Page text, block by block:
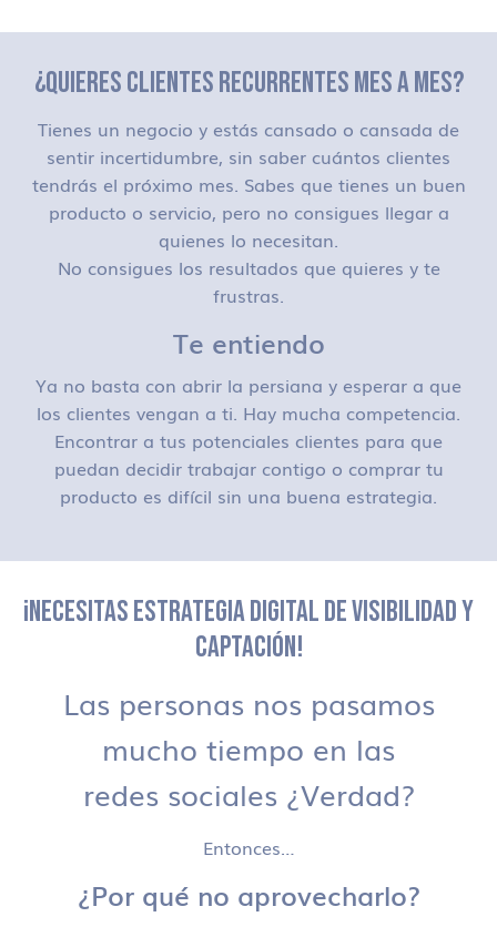
¿QUIERES CLIENTES RECURRENTES MES A MES?
Tienes un negocio y estás cansado o cansada de
sentir incertidumbre, sin saber cuántos clientes
tendrás el próximo mes. Sabes que tienes un buen
producto o servicio, pero no consigues llegar a
quienes lo necesitan.
No consigues los resultados que quieres y te
frustras.
Te entiendo
Ya no basta con abrir la persiana y esperar a que
los clientes vengan a ti. Hay mucha competencia.
Encontrar a tus potenciales clientes para que
puedan decidir trabajar contigo o comprar tu
producto es difícil sin una buena estrategia.
¡NECESITAS ESTRATEGIA DIGITAL DE VISIBILIDAD Y
CAPTACIÓN!
Las personas nos pasamos
mucho tiempo en las
redes sociales ¿Verdad?
Entonces…
¿Por qué no aprovecharlo?